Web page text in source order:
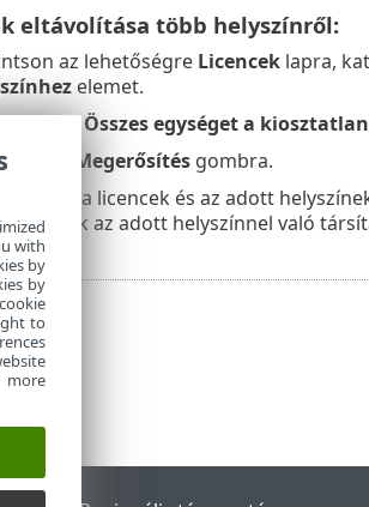
eltávolítása több helyszínről:
az lehetőségre Licenceklapra,
elemet.
azÖsszes egységet a
a Megerősítésgombra.
a licencek és az adott
az adott helyszínnel való
with
by
by
to